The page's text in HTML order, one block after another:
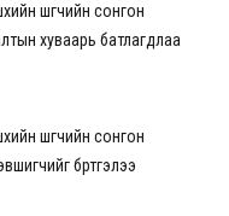
шүүгчийн сонгон
хуваарь батлагдлаа
шүүгчийн сонгон
бүртгэлээ